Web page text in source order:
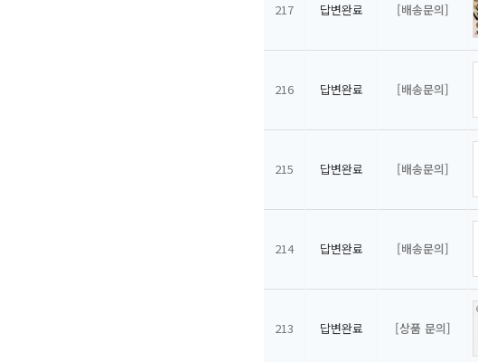
217 답변완료 [배송문의]
216 답변완료 [배송문의]
215 답변완료 [배송문의]
214 답변완료 [배송문의]
213 답변완료 [상품 문의]